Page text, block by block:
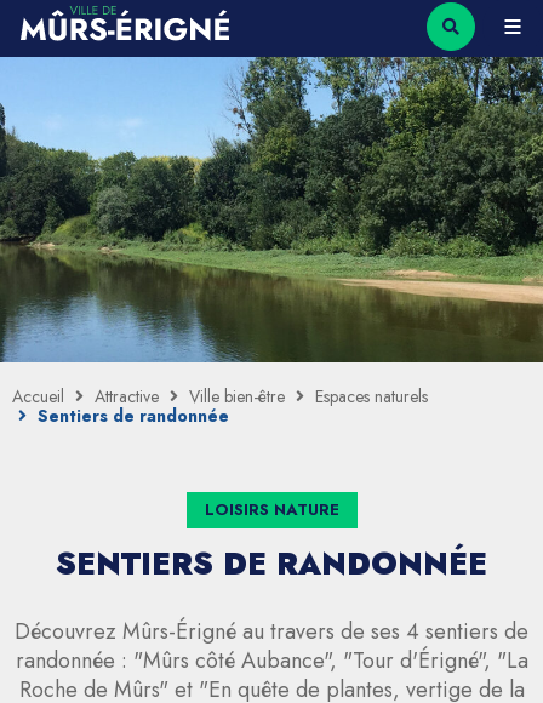
Accueil Attractive Ville bien-être
Espaces naturels
Sentiers de randonnée
LOISIRS NATURE
SENTIERS DE RANDONNÉE
Découvrez Mûrs-Érigné au travers de ses 4 sentiers de
randonnée : "Mûrs côté Aubance", "Tour d'Érigné", "La
Roche de Mûrs" et "En quête de plantes, vertige de la